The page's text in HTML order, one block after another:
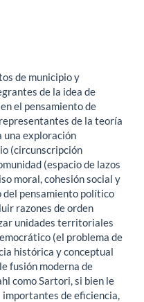
de municipio y
de la idea de
el pensamiento de
de la teoría
una exploración
(circunscripción
(espacio de lazos
moral, cohesión social y
pensamiento político
razones de orden
unidades territoriales
(el problema de
histórica y conceptual
fusión moderna de
como Sartori, si bien le
importantes de eficiencia,